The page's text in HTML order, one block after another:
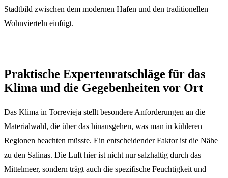
Stadtbild zwischen dem modernen Hafen und den traditionellen
Wohnvierteln einfügt.
Praktische Expertenratschläge für das
Klima und die Gegebenheiten vor Ort
Das Klima in Torrevieja stellt besondere Anforderungen an die
Materialwahl, die über das hinausgehen, was man in kühleren
Regionen beachten müsste. Ein entscheidender Faktor ist die Nähe
zu den Salinas. Die Luft hier ist nicht nur salzhaltig durch das
Mittelmeer, sondern trägt auch die spezifische Feuchtigkeit und